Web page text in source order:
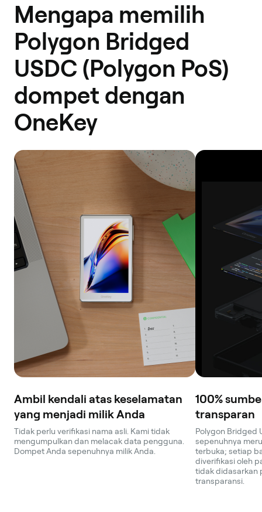
Mengapa memilih
Polygon Bridged
USDC (Polygon PoS)
dompet dengan
OneKey
Ambil kendali atas keselamatan
yang menjadi milik Anda
Tidak perlu verifikasi nama asli. Kami tidak
mengumpulkan dan melacak data pengguna.
Dompet Anda sepenuhnya milik Anda.
100%
transparan
Polygon Bridged
sepenuhnya
terbuka; setiap
diverifikasi oleh
tidak didasarkan
transparansi.